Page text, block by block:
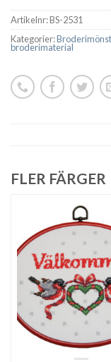
Artikelnr:BS-2531
Kategorier:
broderimaterial
FLER FÄRGER